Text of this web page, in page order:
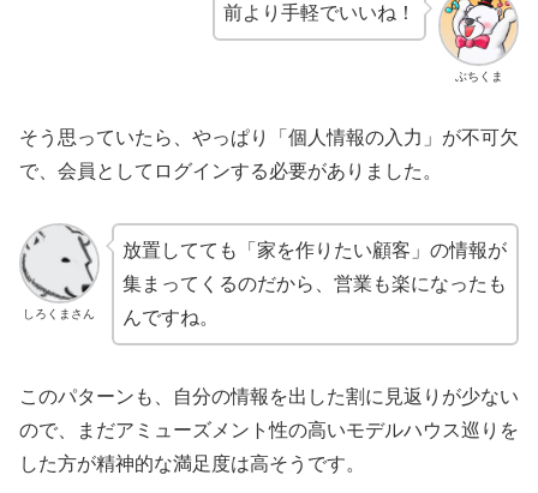
ぶちくま
前より手軽でいいね！
そう思っていたら、やっぱり「個人情報の入力」が不可欠
で、会員としてログインする必要がありました。
しろくまさん
放置してても「家を作りたい顧客」の情報が
集まってくるのだから、営業も楽になったも
んですね。
このパターンも、自分の情報を出した割に見返りが少ない
ので、まだアミューズメント性の高いモデルハウス巡りを
した方が精神的な満足度は高そうです。